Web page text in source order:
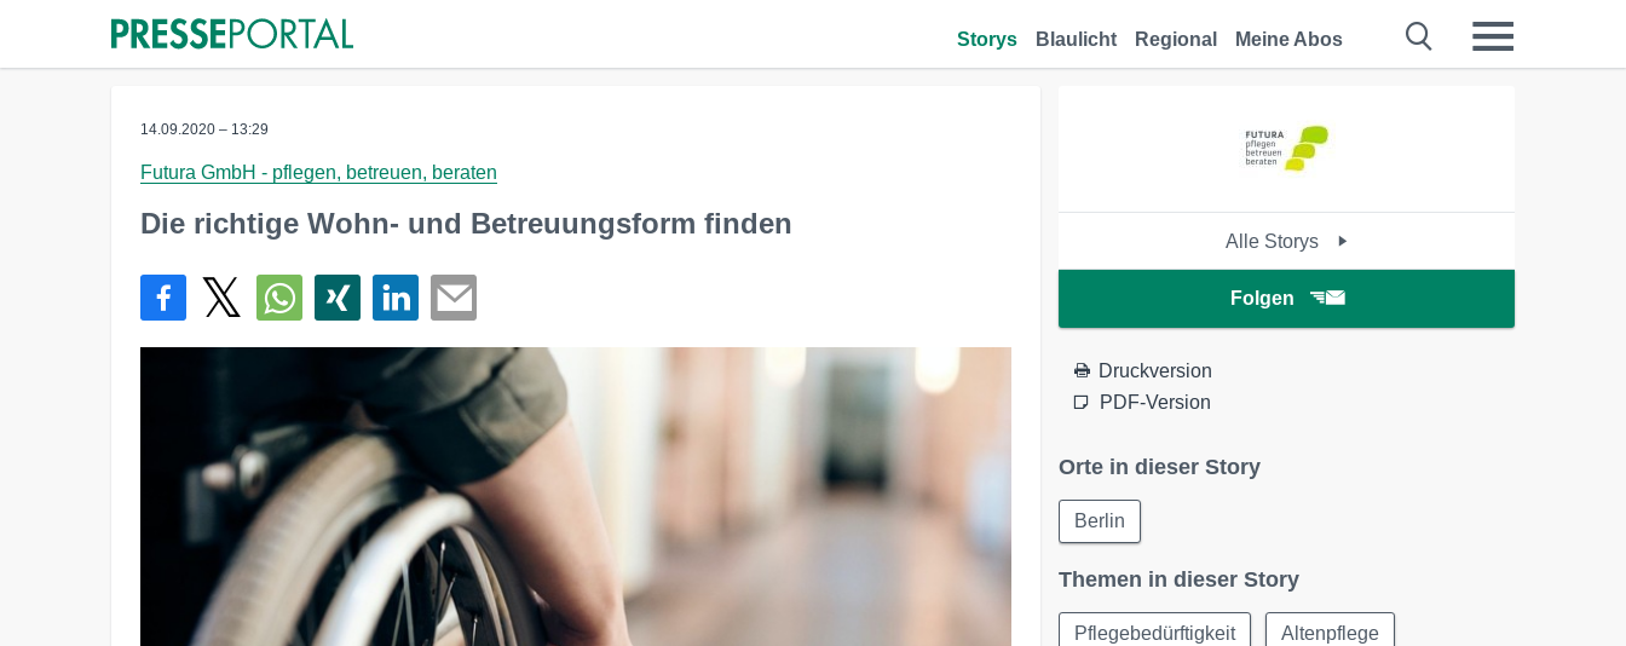
Storys Blaulicht Regional Meine Abos
14.09.2020 – 13:29
Futura GmbH - pflegen, betreuen, beraten
Die richtige Wohn- und Betreuungsform finden
Alle Storys
Folgen
Druckversion
PDF-Version
Orte in dieser Story
Berlin
Themen in dieser Story
Pflegebedürftigkeit Altenpflege